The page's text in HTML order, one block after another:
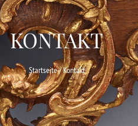
KONTAKT
Startseite/ Kontakt